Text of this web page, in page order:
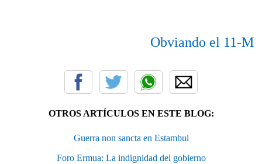
Obviando el 11-M
OTROS ARTÍCULOS EN ESTE BLOG:
Guerra non sancta en Estambul
Foro Ermua: La indignidad del gobierno